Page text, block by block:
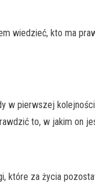
wiedzieć, kto ma
w pierwszej
to, w jakim on
które za życia